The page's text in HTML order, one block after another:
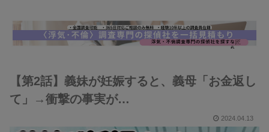
【第2話】義妹が妊娠すると、義母「お金返し
て」→衝撃の事実が…
2024.04.13